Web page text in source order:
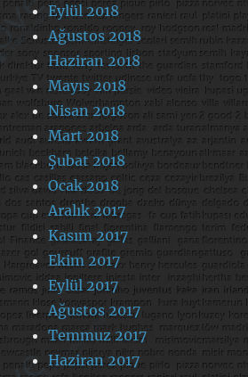
Eylül 2018
Ağustos 2018
Haziran 2018
Mayıs 2018
Nisan 2018
Mart 2018
Şubat 2018
Ocak 2018
Aralık 2017
Kasım 2017
Ekim 2017
Eylül 2017
Ağustos 2017
Temmuz 2017
Haziran 2017